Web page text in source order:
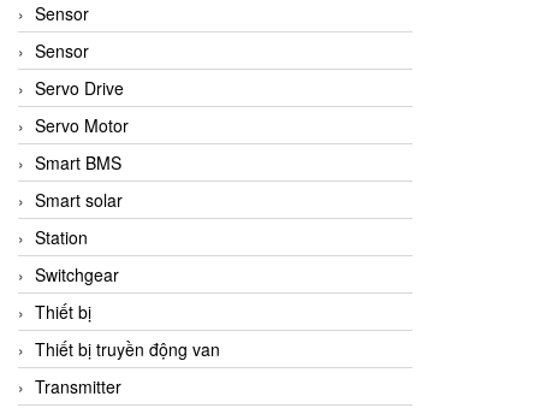
Sensor
Sensor
Servo Drive
Servo Motor
Smart BMS
Smart solar
Station
Switchgear
Thiết bị
Thiết bị truyền động van
Transmitter